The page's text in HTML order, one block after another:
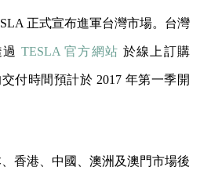
正式宣布進軍台灣市場。台灣
TESLA 官方網站 於線上訂購
付時間預計於 2017 年第一季開
香港、中國、澳洲及澳門市場後